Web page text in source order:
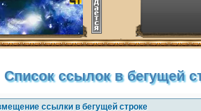
Список ссылок в бегущей
ссылки в бегущей строке